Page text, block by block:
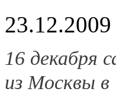
23.12.2009
16 декабря
из Москвы в